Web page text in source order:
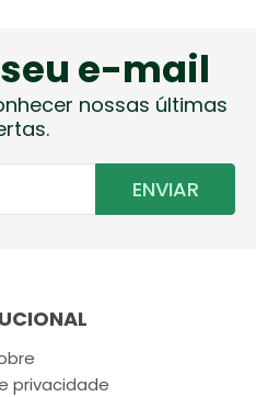
e-mail
nossas últimas
ENVIAR
privacidade